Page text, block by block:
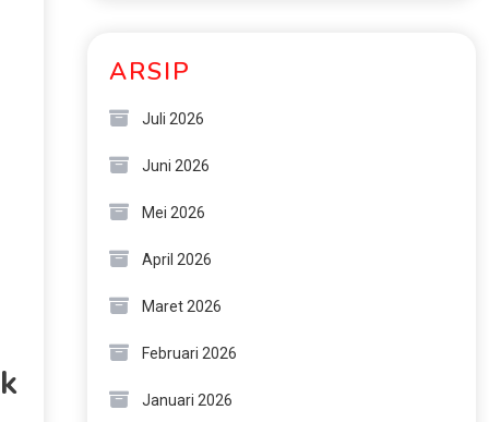
ARSIP
Juli 2026
Juni 2026
Mei 2026
April 2026
Maret 2026
Februari 2026
Januari 2026